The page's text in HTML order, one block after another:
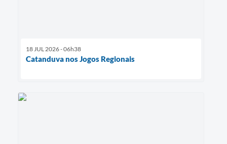
18 JUL 2026 - 06h38
Catanduva nos Jogos Regionais